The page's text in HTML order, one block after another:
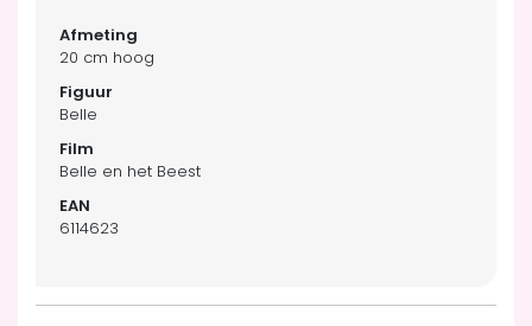
20 cm hoog
Belle
Belle en het Beest
6114623